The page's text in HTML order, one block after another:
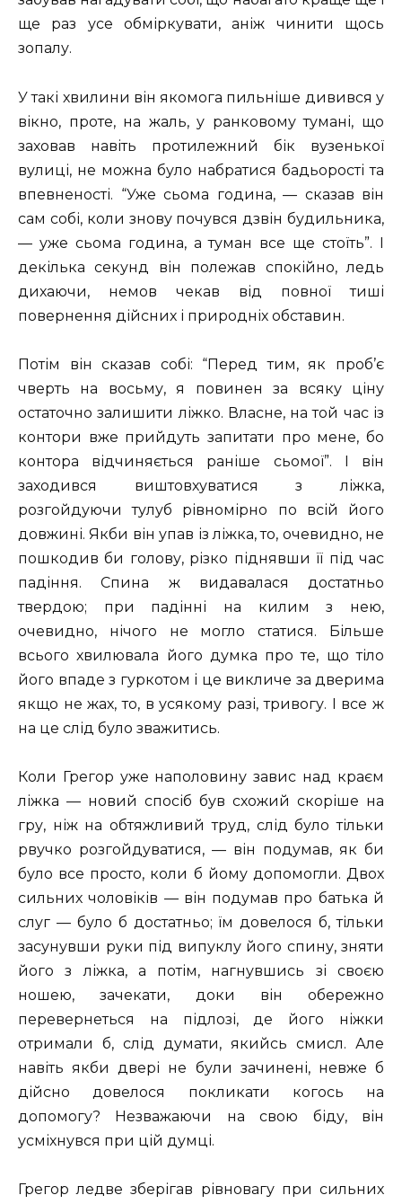
ще раз усе обміркувати, аніж чинити щось
зопалу.
У такі хвилини він якомога пильніше дивився у
вікно, проте, на жаль, у ранковому тумані, що
заховав навіть протилежний бік вузенької
вулиці, не можна було набратися бадьорості та
впевненості. “Уже сьома година, — сказав він
сам собі, коли знову почувся дзвін будильника,
— уже сьома година, а туман все ще стоїть”. I
декілька секунд він полежав спокійно, ледь
дихаючи, немов чекав від повної тиші
повернення дійсних і природніх обставин.
Потім він сказав собі: “Перед тим, як проб’є
чверть на восьму, я повинен за всяку ціну
остаточно залишити ліжко. Власне, на той час із
контори вже прийдуть запитати про мене, бо
контора відчиняється раніше сьомої”. I він
заходився виштовхуватися з ліжка,
розгойдуючи тулуб рівномірно по всій його
довжині. Якби він упав із ліжка, то, очевидно, не
пошкодив би голову, різко піднявши її під час
падіння. Спина ж видавалася достатньо
твердою; при падінні на килим з нею,
очевидно, нічого не могло статися. Більше
всього хвилювала його думка про те, що тіло
його впаде з гуркотом і це викличе за дверима
якщо не жах, то, в усякому разі, тривогу. I все ж
на це слід було зважитись.
Коли Грегор уже наполовину завис над краєм
ліжка — новий спосіб був схожий скоріше на
гру, ніж на обтяжливий труд, слід було тільки
рвучко розгойдуватися, — він подумав, як би
було все просто, коли б йому допомогли. Двох
сильних чоловіків — він подумав про батька й
слуг — було б достатньо; їм довелося б, тільки
засунувши руки під випуклу його спину, зняти
його з ліжка, а потім, нагнувшись зі своєю
ношею, зачекати, доки він обережно
перевернеться на підлозі, де його ніжки
отримали б, слід думати, якийсь смисл. Але
навіть якби двері не були зачинені, невже б
дійсно довелося покликати когось на
допомогу? Незважаючи на свою біду, він
усміхнувся при цій думці.
Грегор ледве зберігав рівновагу при сильних